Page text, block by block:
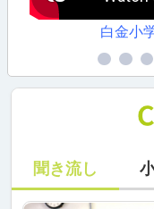
白金小
聞き流し